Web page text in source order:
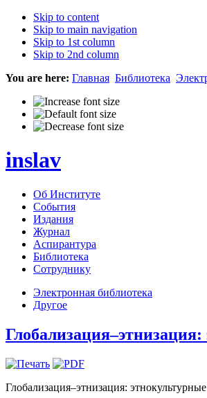
Skip to content
Skip to main navigation
Skip to 1st column
Skip to 2nd column
You are here: Главная Библиотека
inslav
Об Институте
События
Издания
Журнал
Аспирантура
Библиотека
Сотруднику
Электронная библиотека
Другое
Глобализация–этнизация: